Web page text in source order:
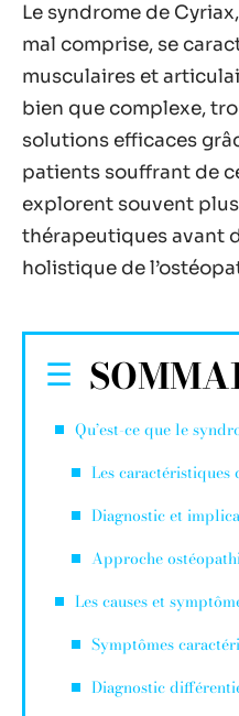
Le syndrome de
mal comprise, se
musculaires et
bien que complexe,
solutions efficaces
patients souffrant de
explorent souvent
thérapeutiques avant
holistique de
Qu’est-ce que le
Les caractéristiques
Diagnostic et
Approche
Les causes et
Symptômes
Diagnostic